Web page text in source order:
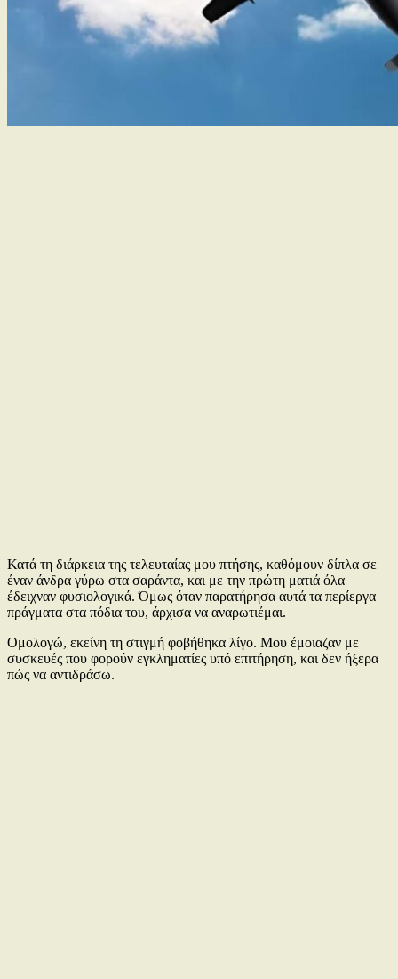
Κατά τη διάρκεια της τελευταίας μου πτήσης, καθόμουν δίπλα σε
έναν άνδρα γύρω στα σαράντα, και με την πρώτη ματιά όλα
έδειχναν φυσιολογικά. Όμως όταν παρατήρησα αυτά τα περίεργα
πράγματα στα πόδια του, άρχισα να αναρωτιέμαι.
Ομολογώ, εκείνη τη στιγμή φοβήθηκα λίγο. Μου έμοιαζαν με
συσκευές που φορούν εγκληματίες υπό επιτήρηση, και δεν ήξερα
πώς να αντιδράσω.